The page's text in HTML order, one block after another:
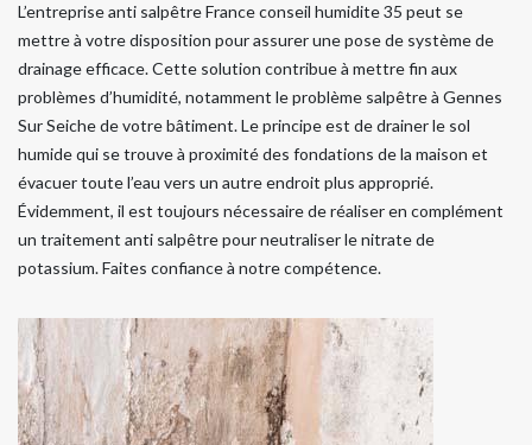
L’entreprise anti salpêtre France conseil humidite 35 peut se
mettre à votre disposition pour assurer une pose de système de
drainage efficace. Cette solution contribue à mettre fin aux
problèmes d’humidité, notamment le problème salpêtre à Gennes
Sur Seiche de votre bâtiment. Le principe est de drainer le sol
humide qui se trouve à proximité des fondations de la maison et
évacuer toute l’eau vers un autre endroit plus approprié.
Évidemment, il est toujours nécessaire de réaliser en complément
un traitement anti salpêtre pour neutraliser le nitrate de
potassium. Faites confiance à notre compétence.